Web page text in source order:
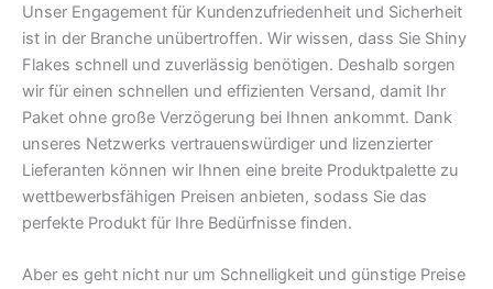
Unser Engagement für Kundenzufriedenheit und Sicherheit
ist in der Branche unübertroffen. Wir wissen, dass Sie Shiny
Flakes schnell und zuverlässig benötigen. Deshalb sorgen
wir für einen schnellen und effizienten Versand, damit Ihr
Paket ohne große Verzögerung bei Ihnen ankommt. Dank
unseres Netzwerks vertrauenswürdiger und lizenzierter
Lieferanten können wir Ihnen eine breite Produktpalette zu
wettbewerbsfähigen Preisen anbieten, sodass Sie das
perfekte Produkt für Ihre Bedürfnisse finden.
Aber es geht nicht nur um Schnelligkeit und günstige Preise